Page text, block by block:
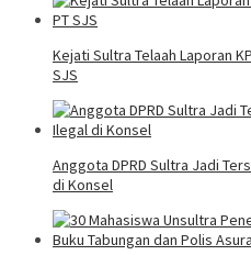
Kejati Sultra Telaah Laporan
SJS
Anggota DPRD Sultra Jadi
di Konsel